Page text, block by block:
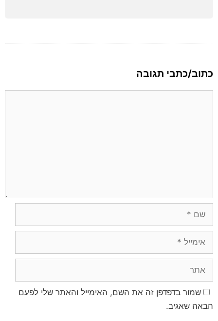
כתוב/כתבי תגובה
שמור בדפדפן זה את השם, האימייל והאתר שלי לפעם
הבאה שאגיב.